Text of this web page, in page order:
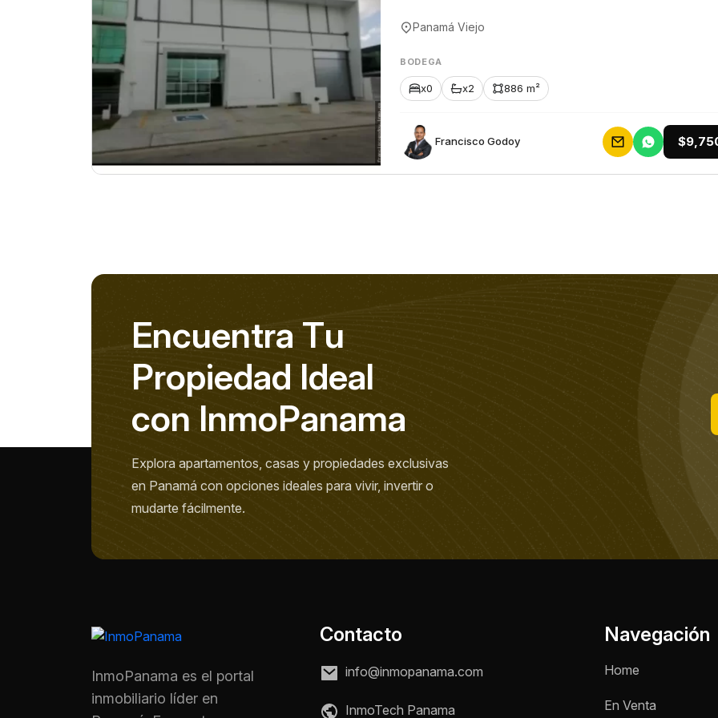
Panamá Viejo
BODEGA
x0 x2 886 m²
Francisco Godoy
Encuentra Tu
Propiedad Ideal
con InmoPanama
Explora apartamentos, casas y propiedades exclusivas
en Panamá con opciones ideales para vivir, invertir o
mudarte fácilmente.
InmoPanama es el portal
inmobiliario líder en
Contacto
info@inmopanama.com
InmoTech Panama
Navegación
Home
En Venta